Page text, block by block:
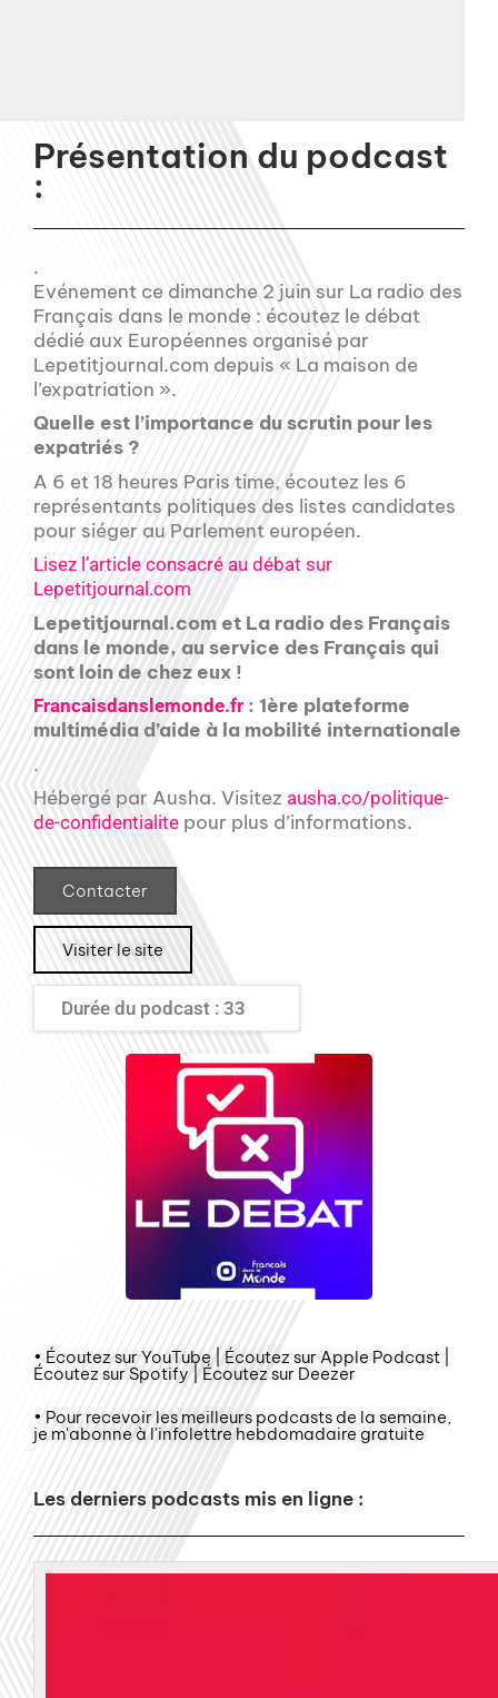
Présentation du podcast
:
.
Evénement ce dimanche 2 juin sur La radio des
Français dans le monde : écoutez le débat
dédié aux Européennes organisé par
Lepetitjournal.com depuis « La maison de
l’expatriation ».
Quelle est l’importance du scrutin pour les
expatriés ?
A 6 et 18 heures Paris time, écoutez les 6
représentants politiques des listes candidates
pour siéger au Parlement européen.
Lisez l’article consacré au débat sur
Lepetitjournal.com
Lepetitjournal.com et La radio des Français
dans le monde, au service des Français qui
sont loin de chez eux !
Francaisdanslemonde.fr : 1ère plateforme
multimédia d’aide à la mobilité internationale
.
Hébergé par Ausha. Visitez ausha.co/politique-
de-confidentialite pour plus d’informations.
Contacter
Visiter le site
Durée du podcast : 33
• Écoutez sur YouTube | Écoutez sur Apple Podcast |
Écoutez sur Spotify | Écoutez sur Deezer
• Pour recevoir les meilleurs podcasts de la semaine,
je m'abonne à l'infolettre hebdomadaire gratuite
Les derniers podcasts mis en ligne :